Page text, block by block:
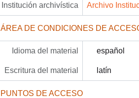
Institución archivística Archivo
ÁREA DE CONDICIONES DE
Idioma del material español
Escritura del material latín
PUNTOS DE ACCESO